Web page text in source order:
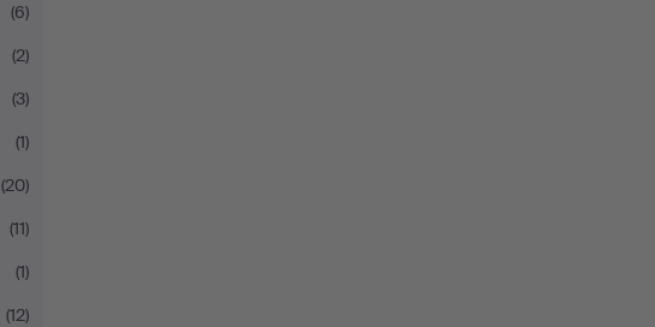
(6)
(2)
(3)
(1)
(20)
(11)
(1)
(12)